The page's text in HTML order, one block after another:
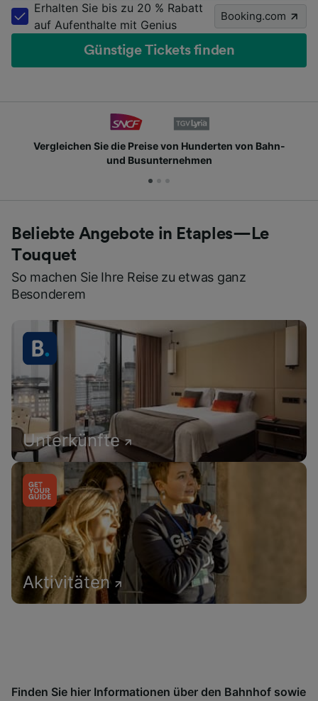
Erhalten Sie bis zu 20 % Rabatt
auf Aufenthalte mit Genius
Booking.com
Günstige Tickets finden
von Bahn-
Schließen Sie sich Millionen
Beliebte Angebote in Etaples—Le
Touquet
So machen Sie Ihre Reise zu etwas ganz
Besonderem
Unterkünfte
Aktivitäten
Finden Sie hier Informationen über den Bahnhof sowie